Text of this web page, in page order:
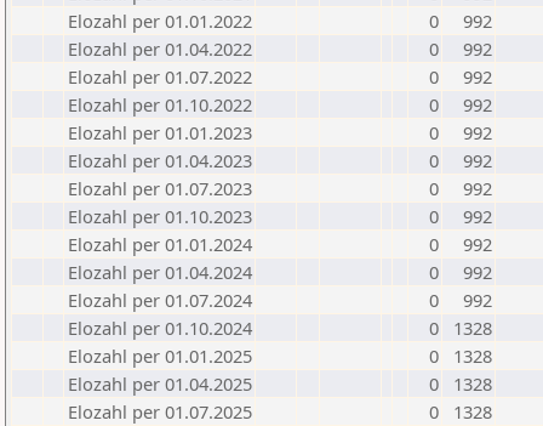
Elozahl per 01.01.2022
0
992
Elozahl per 01.04.2022
0
992
Elozahl per 01.07.2022
0
992
Elozahl per 01.10.2022
0
992
Elozahl per 01.01.2023
0
992
Elozahl per 01.04.2023
0
992
Elozahl per 01.07.2023
0
992
Elozahl per 01.10.2023
0
992
Elozahl per 01.01.2024
0
992
Elozahl per 01.04.2024
0
992
Elozahl per 01.07.2024
0
992
Elozahl per 01.10.2024
0
1328
Elozahl per 01.01.2025
0
1328
Elozahl per 01.04.2025
0
1328
Elozahl per 01.07.2025
0
1328